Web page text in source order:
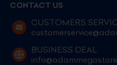
CONTACT US
CUSTOMERS
BUSINESS DEAL